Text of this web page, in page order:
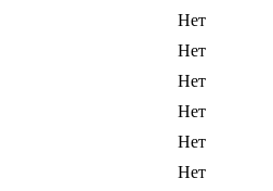
Нет
Нет
Нет
Нет
Нет
Нет